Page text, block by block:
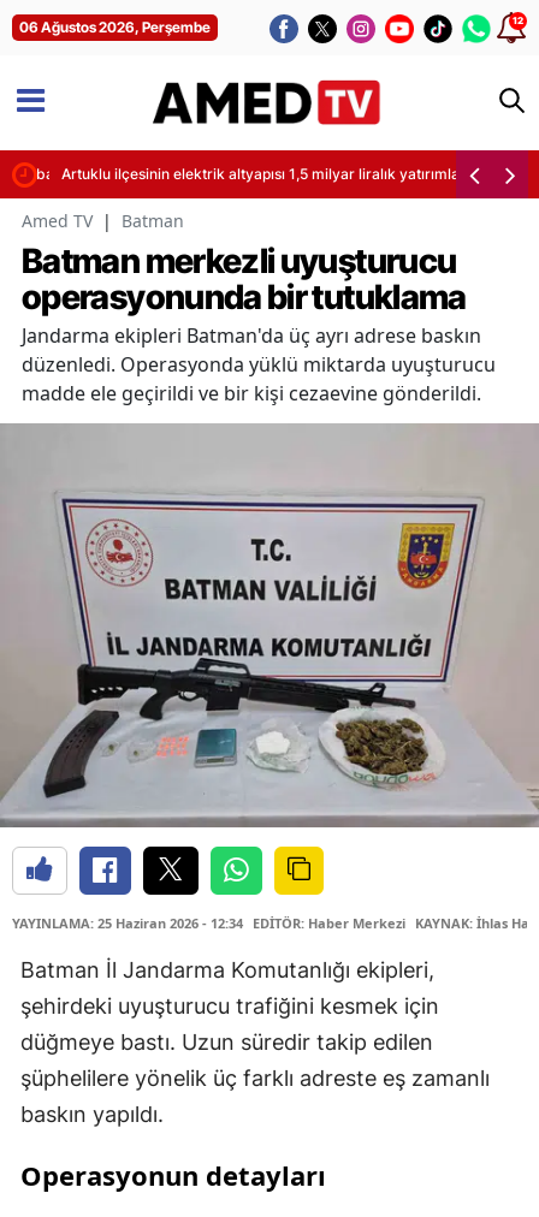
06 Ağustos 2026, Perşembe 12
başladıArtuklu ilçesinin elektrik altyapısı 1,5 milyar liralık yatırımla tamamen
Amed TV | Batman
Batman merkezli uyuşturucu
operasyonunda bir tutuklama
Jandarma ekipleri Batman'da üç ayrı adrese baskın
düzenledi. Operasyonda yüklü miktarda uyuşturucu
madde ele geçirildi ve bir kişi cezaevine gönderildi.
YAYINLAMA: 25 Haziran 2026 - 12:34 EDİTÖR: Haber Merkezi KAYNAK: İhlas
Batman İl Jandarma Komutanlığı ekipleri,
şehirdeki uyuşturucu trafiğini kesmek için
düğmeye bastı. Uzun süredir takip edilen
şüphelilere yönelik üç farklı adreste eş zamanlı
baskın yapıldı.
Operasyonun detayları